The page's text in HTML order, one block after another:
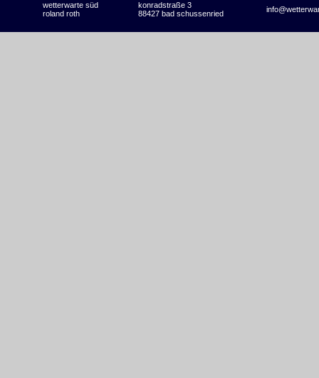
wetterwarte süd konradstraße 3
roland roth 88427 bad schussenried